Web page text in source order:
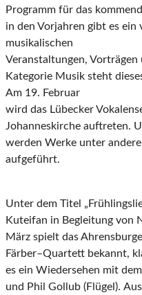
Programm für das
in den Vorjahren gibt es ein
musikalischen
Veranstaltungen, Vorträgen
Kategorie Musik steht
Am 19. Februar
wird das Lübecker
Johanneskirche auftreten.
werden Werke unter
aufgeführt.
Unter dem Titel
Kuteifan in Begleitung von
März spielt das
Färber–Quartett bekannt,
es ein Wiedersehen mit
und Phil Gollub (Flügel ).